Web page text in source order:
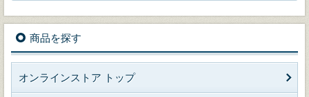
商品を探す
オンラインストア トップ